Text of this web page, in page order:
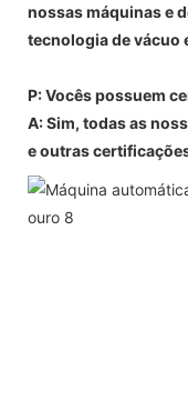
nossas máquinas e
tecnologia de vácuo
P: Vocês possuem
A: Sim, todas as
e outras